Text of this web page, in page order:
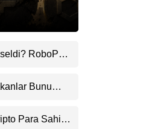
Youtube
RoboPay
Bunu
Para Sahibi: